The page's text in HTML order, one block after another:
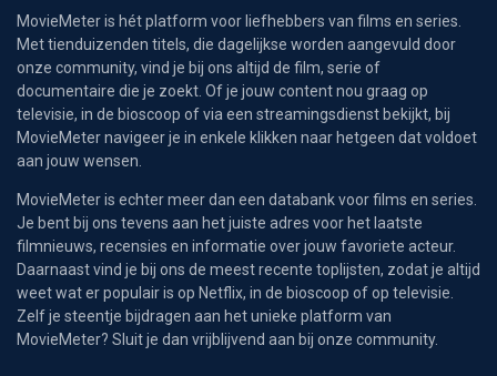
MovieMeter is hét platform voor liefhebbers van films en series.
Met tienduizenden titels, die dagelijkse worden aangevuld door
onze community, vind je bij ons altijd de film, serie of
documentaire die je zoekt. Of je jouw content nou graag op
televisie, in de bioscoop of via een streamingsdienst bekijkt, bij
MovieMeter navigeer je in enkele klikken naar hetgeen dat voldoet
aan jouw wensen.
MovieMeter is echter meer dan een databank voor films en series.
Je bent bij ons tevens aan het juiste adres voor het laatste
filmnieuws, recensies en informatie over jouw favoriete acteur.
Daarnaast vind je bij ons de meest recente toplijsten, zodat je altijd
weet wat er populair is op Netflix, in de bioscoop of op televisie.
Zelf je steentje bijdragen aan het unieke platform van
MovieMeter? Sluit je dan vrijblijvend aan bij onze community.